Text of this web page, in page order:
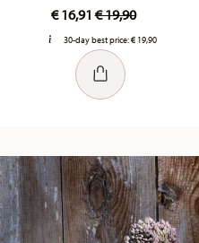
€ 16,91Price reduced from
€ 19,90to
30-day best price:€ 19,90